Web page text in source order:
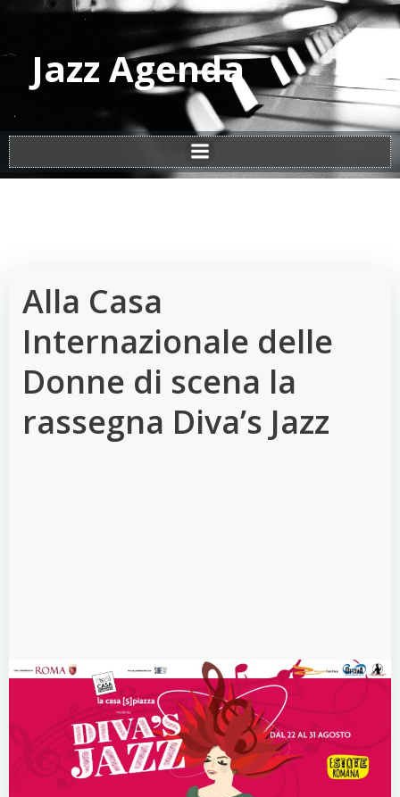
Vai
al
contenuto
Jazz Agenda
Alla Casa
Internazionale delle
Donne di scena la
rassegna Diva’s Jazz